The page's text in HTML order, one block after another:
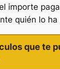
importe
quién lo
que te